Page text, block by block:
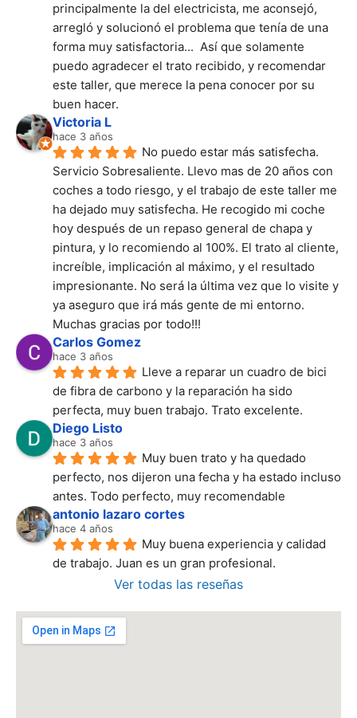
principalmente la del electricista, me aconsejó,
arregló y solucionó el problema que tenía de una
forma muy satisfactoria...  Así que solamente
puedo agradecer el trato recibido, y recomendar
este taller, que merece la pena conocer por su
buen hacer.
Victoria L
hace 3 años
No puedo estar más satisfecha.
Servicio Sobresaliente. Llevo mas de 20 años con
coches a todo riesgo, y el trabajo de este taller me
ha dejado muy satisfecha. He recogido mi coche
hoy después de un repaso general de chapa y
pintura, y lo recomiendo al 100%. El trato al cliente,
increíble, implicación al máximo, y el resultado
impresionante. No será la última vez que lo visite y
ya aseguro que irá más gente de mi entorno.
Muchas gracias por todo!!!
Carlos Gomez
hace 3 años
Lleve a reparar un cuadro de bici
de fibra de carbono y la reparación ha sido
perfecta, muy buen trabajo. Trato excelente.
Diego Listo
hace 3 años
Muy buen trato y ha quedado
perfecto, nos dijeron una fecha y ha estado incluso
antes. Todo perfecto, muy recomendable
antonio lazaro cortes
hace 4 años
Muy buena experiencia y calidad
de trabajo. Juan es un gran profesional.
Ver todas las reseñas